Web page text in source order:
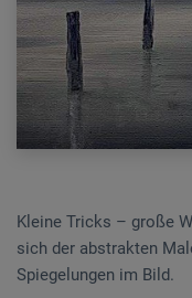
Kleine Tricks – große
sich der abstrakten
Spiegelungen im Bild.